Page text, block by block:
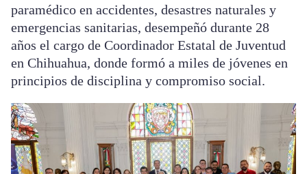
paramédico en accidentes, desastres naturales y
emergencias sanitarias, desempeñó durante 28
años el cargo de Coordinador Estatal de Juventud
en Chihuahua, donde formó a miles de jóvenes en
principios de disciplina y compromiso social.